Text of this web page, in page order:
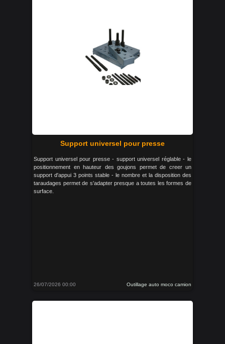
Support universel pour presse
Support universel pour presse - support universel réglable - le
positionnement en hauteur des goujons permet de creer un
support d'appui 3 points stable - le nombre et la disposition des
taraudages permet de s'adapter presque a toutes les formes de
surface.
26/07/2026 00:00 Outillage auto moco camion